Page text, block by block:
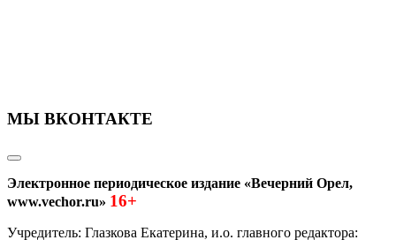
МЫ ВКОНТАКТЕ
Электронное периодическое издание «Вечерний Орел,
www.vechor.ru» 16+
Учредитель: Глазкова Екатерина, и.о. главного редактора: